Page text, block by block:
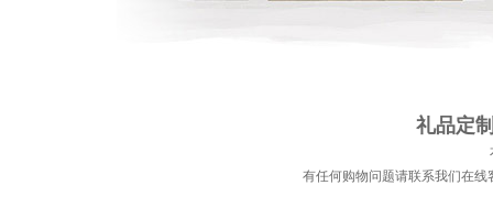
礼品定
有任何购物问题请联系我们在线